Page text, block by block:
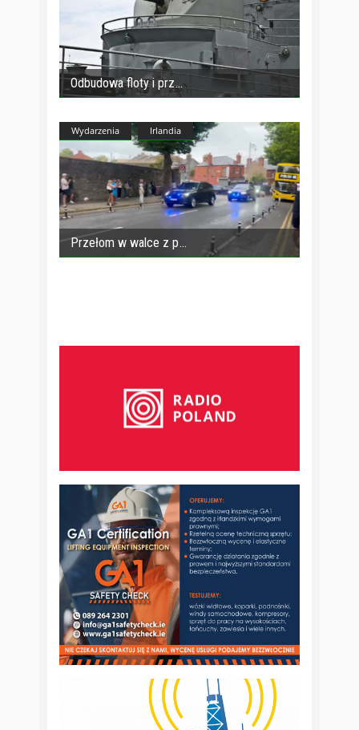
Odbudowa floty i prz
Wydarzenia Irlandia
Przełom w walce z p